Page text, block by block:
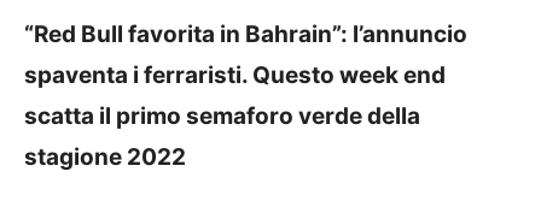
“Red Bull favorita in Bahrain”: l’annuncio
spaventa i ferraristi. Questo week end
scatta il primo semaforo verde della
stagione 2022